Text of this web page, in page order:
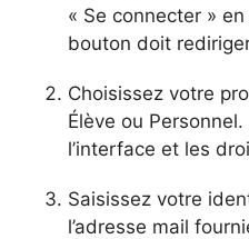
« Se connecter »
bouton doit
Choisissez votre
Élève ou
l’interface et les
Saisissez votre
l’adresse mail